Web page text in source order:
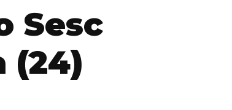
Sesc
(24)